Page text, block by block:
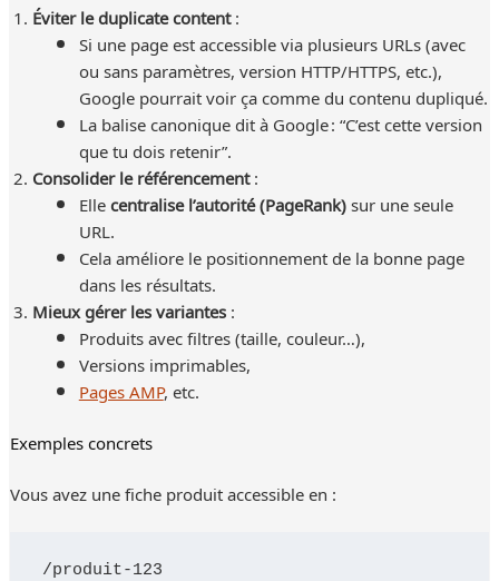
Éviter le duplicate content:
Si une page est accessible via plusieurs URLs (avec
ou sans paramètres, version HTTP/HTTPS, etc.),
Google pourrait voir ça comme du contenu dupliqué.
La balise canonique dit à Google : “C’est cette version
que tu dois retenir”.
Consolider le référencement:
Ellecentralise l’autorité (PageRank)sur une seule
URL.
Cela améliore le positionnement de la bonne page
dans les résultats.
Mieux gérer les variantes:
Produits avec filtres (taille, couleur…),
Versions imprimables,
Pages AMP, etc.
Exemples concrets
Vous avez une fiche produit accessible en :
/produit-123